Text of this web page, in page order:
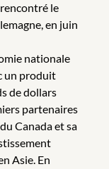
le
en juin
nationale
un produit
de dollars
partenaires
Canada et sa
Asie. En